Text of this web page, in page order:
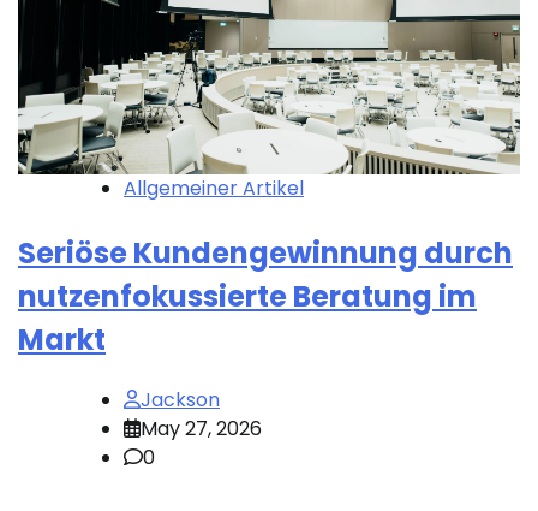
Allgemeiner Artikel
Seriöse Kundengewinnung durch
nutzenfokussierte Beratung im
Markt
Jackson
May 27, 2026
0